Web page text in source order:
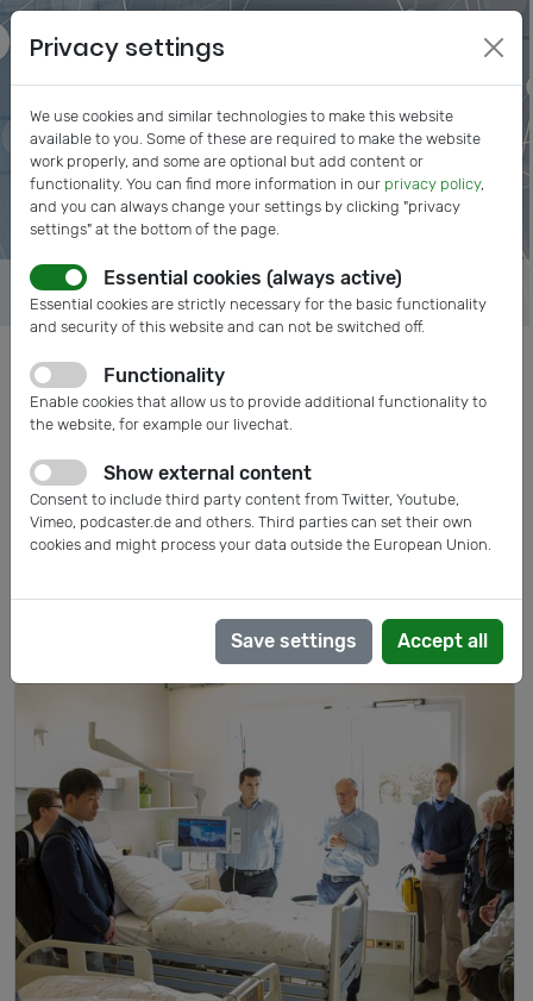
Dr. Thomas R. Dietrich
Chief Executive Officer, IVAM
https://www.ivam.de
Posts by Dr. Thomas R. Dietrich
Privacy settings
We use cookies and similar technologies to make this website
available to you. Some of these are required to make the website
work properly, and some are optional but add content or
functionality. You can find more information in our privacy policy,
and you can always change your settings by clicking "privacy
settings" at the bottom of the page.
Essential cookies (always active)
Essential cookies are strictly necessary for the basic functionality
and security of this website and can not be switched off.
Functionality
Enable cookies that allow us to provide additional functionality to
the website, for example our livechat.
Show external content
Consent to include third party content from Twitter, Youtube,
Vimeo, podcaster.de and others. Third parties can set their own
cookies and might process your data outside the European Union.
Save settings Accept all